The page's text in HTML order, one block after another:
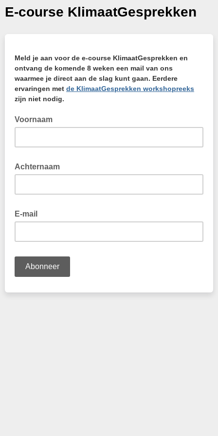
E-course KlimaatGesprekken
Meld je aan voor de e-course KlimaatGesprekken en
ontvang de komende 8 weken een mail van ons
waarmee je direct aan de slag kunt gaan. Eerdere
ervaringen met de KlimaatGesprekken workshopreeks
zijn niet nodig.
Voornaam
Achternaam
E-mail